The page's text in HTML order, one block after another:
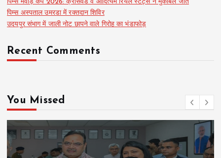
पिम्स मेवाड़ कप 2026: क्रॉसवर्ड व आदित्यम रियल स्टेट्स ने मुकाबले जीते
पिम्स अस्पताल उमरडा में रक्तदान शिविर
उदयपुर संभाग में जाली नोट छापने वाले गिरोह का भंडाफोड़
Recent Comments
You Missed